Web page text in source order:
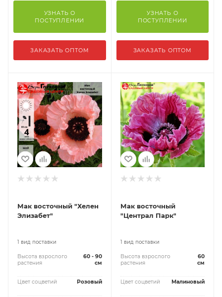
УЗНАТЬ О
ПОСТУПЛЕНИИ
ЗАКАЗАТЬ ОПТОМ
УЗНАТЬ О
ПОСТУПЛЕНИИ
ЗАКАЗАТЬ ОПТОМ
Мак восточный "Хелен
Элизабет"
1 вид поставки
Высота взрослого
растения
60 - 90
см
Цвет соцветий Розовый
Мак восточный
"Централ Парк"
1 вид поставки
Высота взрослого
растения
60
см
Цвет соцветий Малиновый